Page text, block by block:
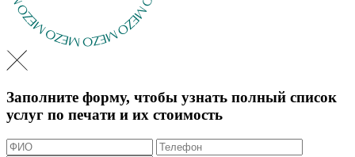
Заполните форму, чтобы узнать полный список
услуг по печати и их стоимость